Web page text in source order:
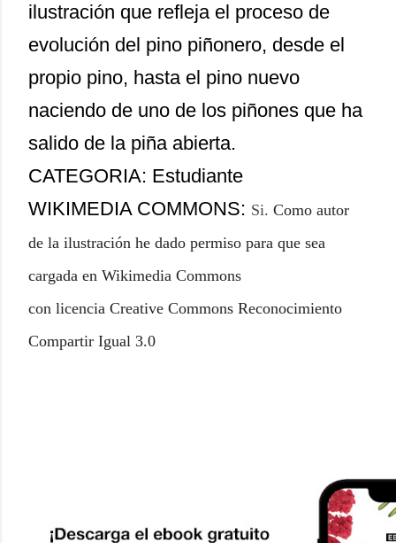
ilustración que refleja el proceso de
evolución del pino piñonero, desde el
propio pino, hasta el pino nuevo
naciendo de uno de los piñones que ha
salido de la piña abierta.
CATEGORIA: Estudiante
WIKIMEDIA COMMONS: Si. Como autor
de la ilustración he dado permiso para que sea
cargada en Wikimedia Commons
con licencia Creative Commons Reconocimiento
Compartir Igual 3.0